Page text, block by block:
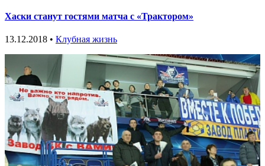
Хаски станут гостями матча с «Трактором»
13.12.2018 • Клубная жизнь